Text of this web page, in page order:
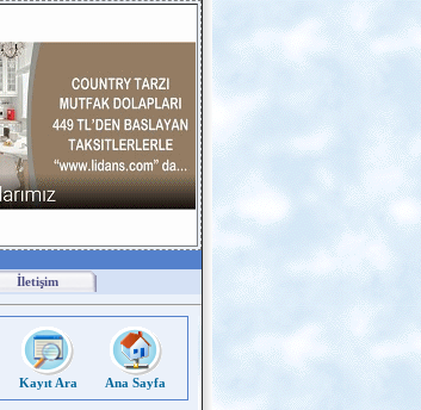
İletişim
Kayıt Ara Ana Sayfa